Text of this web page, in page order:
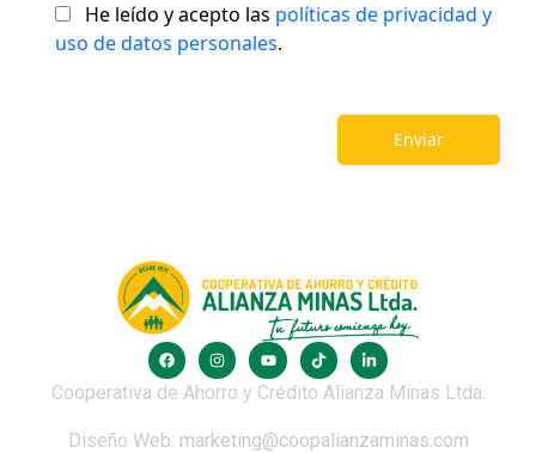
He leído y acepto las políticas de privacidad y
uso de datos personales.
Cooperativa de Ahorro y Crédito Alianza Minas Ltda.
Diseño Web: marketing@coopalianzaminas.com